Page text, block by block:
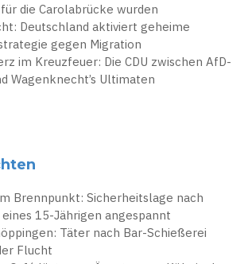
die Carolabrücke wurden
Deutschland aktiviert geheime
gegen Migration
im Kreuzfeuer: Die CDU zwischen AfD-
Wagenknecht’s Ultimaten
Brennpunkt: Sicherheitslage nach
15-Jährigen angespannt
Täter nach Bar-Schießerei
Flucht